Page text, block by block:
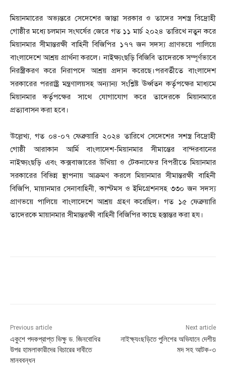
মিয়ানমারের অভ্যন্তরে সেদেশের জান্তা সরকার ও তাদের সশস্ত্র বিদ্রোহী
গোষ্ঠীর মধ্যে চলমান সংঘর্ষের জেরে গত ১১ মার্চ ২০২৪ তারিখে নতুন করে
মিয়ানমার সীমান্তরক্ষী বাহিনী বিজিপির ১৭৭ জন সদস্য প্রাণভয়ে পালিয়ে
বাংলাদেশে আশ্রয় প্রার্থনা করলে। নাইক্ষ‍্যংছড়ি বিজিবি তাদেরকে সম্পূর্ণভাবে
নিরস্ত্রীকরণ করে নিরাপদে আশ্রয় প্রদান করেছে।পরবর্তীতে বাংলাদেশ
সরকারের পররাষ্ট্র মন্ত্রণালয়সহ অন্যান্য সংশ্লিষ্ট ঊর্ধ্বতন কর্তৃপক্ষের মাধ্যমে
মিয়ানমার কর্তৃপক্ষের সাথে যোগাযোগ করে তাদেরকে মিয়ানমারে
প্রত্যাবাসন করা হবে।
উল্লেখ্য, গত ০৪-০৭ ফেব্রুয়ারি ২০২৪ তারিখে সেদেশের সশস্ত্র বিদ্রোহী
গোষ্ঠী আরাকান আর্মি বাংলাদেশ-মিয়ানমার সীমান্তের বান্দরবানের
নাইক্ষ্যংছড়ি এবং কক্সবাজারের উখিয়া ও টেকনাফের বিপরীতে মিয়ানমার
সরকারের বিভিন্ন স্থাপনায় আক্রমণ করলে মিয়ানমার সীমান্তরক্ষী বাহিনী
বিজিপি, মায়ানমার সেনাবাহিনী, কাস্টমস ও ইমিগ্রেশনসহ ৩৩০ জন সদস্য
প্রাণভয়ে পালিয়ে বাংলাদেশে আশ্রয় গ্রহণ করেছিল। গত ১৫ ফেব্রুয়ারি
তাদেরকে মায়ানমার সীমান্তরক্ষী বাহিনী বিজিপির কাছে হস্তান্তর করা হয।
Previous article
একুশে পদকপ্রাপ্ত ভিক্ষু ড. জিনবোধির
উপর হামলাকারীদের বিচারের দাবীতে
মানববন্ধন
Next article
নাইক্ষ্যংছড়িতে পুলিশের অভিযানে দেশীয়
মদ সহ আটক-৩